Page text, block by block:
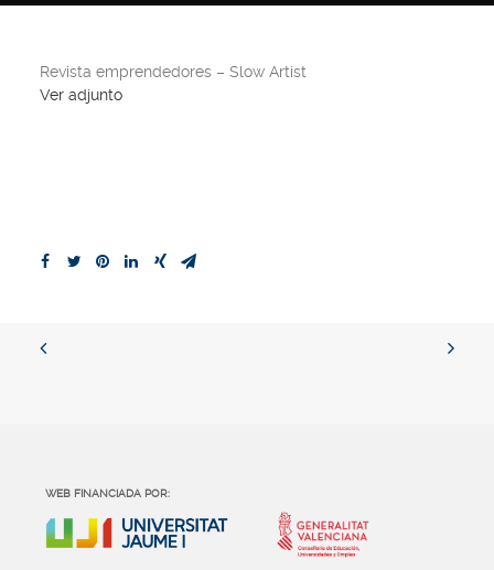
Revista emprendedores – Slow Artist
Ver adjunto
WEB FINANCIADA POR: